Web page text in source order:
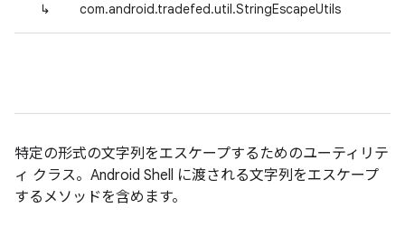
↳ com.android.tradefed.util.StringEscapeUtils
特定の形式の文字列をエスケープするためのユーティリテ
ィ クラス。Android Shell に渡される文字列をエスケープ
するメソッドを含めます。